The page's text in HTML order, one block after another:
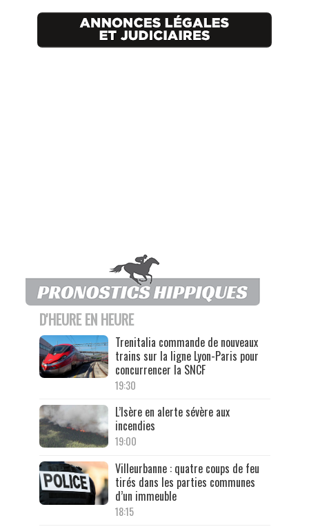
D'HEURE EN HEURE
Trenitalia commande de nouveaux
trains sur la ligne Lyon-Paris pour
concurrencer la SNCF
19:30
L’Isère en alerte sévère aux
incendies
19:00
Villeurbanne : quatre coups de feu
tirés dans les parties communes
d’un immeuble
18:15